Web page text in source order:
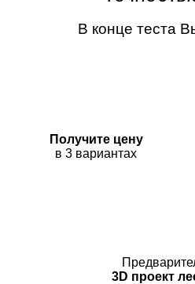
В конце теста
Получите цену
в 3 вариантах
3D проект